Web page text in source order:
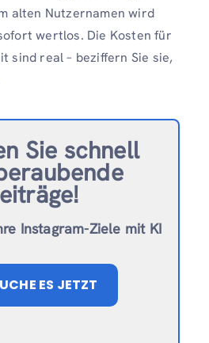
alten Nutzernamen wird
wertlos. Die Kosten für
sind real – beziffern Sie sie,
Sie schnell
Instagram-Ziele mit KI
ES JETZT